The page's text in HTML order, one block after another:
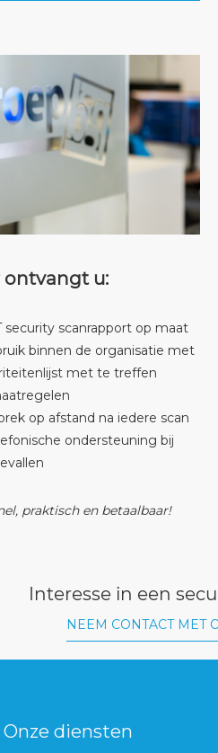
ontvangt u:
security scanrapport op maat
binnen de organisatie met
met te treffen
op afstand na iedere scan
ondersteuning bij
en betaalbaar!
Interesse in een
NEEM CONTACT MET
Onze diensten